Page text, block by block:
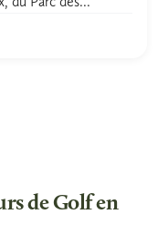
de Golf en